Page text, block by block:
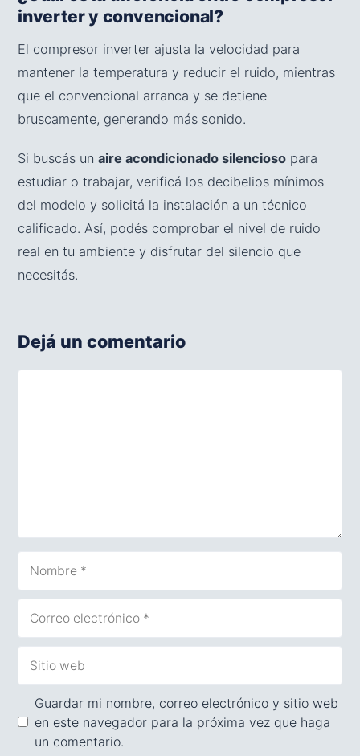
inverter y convencional?
El compresor inverter ajusta la velocidad para
mantener la temperatura y reducir el ruido, mientras
que el convencional arranca y se detiene
bruscamente, generando más sonido.
Si buscás un aire acondicionado silencioso para
estudiar o trabajar, verificá los decibelios mínimos
del modelo y solicitá la instalación a un técnico
calificado. Así, podés comprobar el nivel de ruido
real en tu ambiente y disfrutar del silencio que
necesitás.
Dejá un comentario
electrónico
web
Guardar mi nombre, correo electrónico y sitio web
en este navegador para la próxima vez que haga
un comentario.